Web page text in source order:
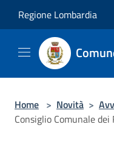
Regione Lombardia
Home > Novità >
Consiglio Comunale